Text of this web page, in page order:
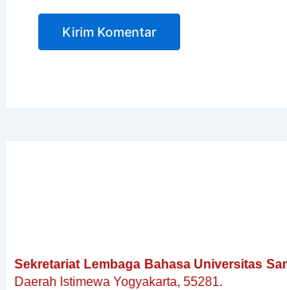
Sekretariat Lembaga Bahasa Universitas
Daerah Istimewa Yogyakarta, 55281.